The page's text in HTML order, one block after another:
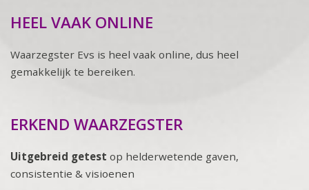
HEEL VAAK ONLINE
Waarzegster Evs is heel vaak online, dus heel
gemakkelijk te bereiken.
ERKEND WAARZEGSTER
Uitgebreid getest op helderwetende gaven,
consistentie & visioenen